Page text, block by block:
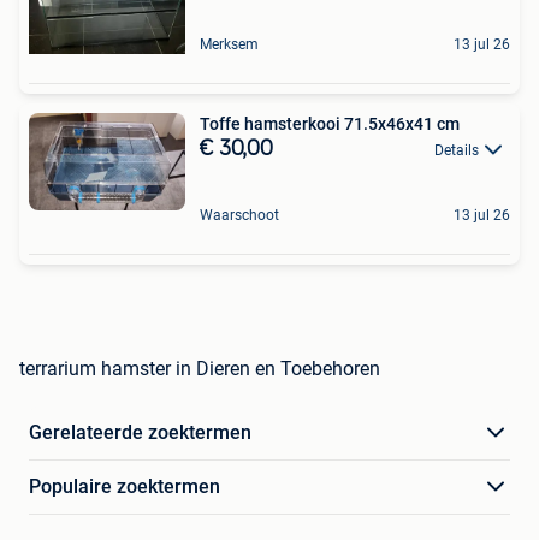
Merksem 13 jul 26
Toffe hamsterkooi 71.5x46x41 cm
€ 30,00 Details
Waarschoot 13 jul 26
terrarium hamster in Dieren en Toebehoren
Gerelateerde zoektermen
Populaire zoektermen